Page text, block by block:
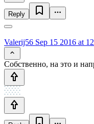
Reply
Valerij56 Sep 15 2016 at
Собственно, на это и